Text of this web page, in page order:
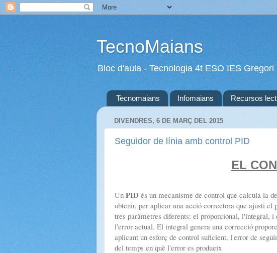
TecnoMaians
Bloc d'aula - Tecnologia 4t ESO IES
Tecnomaians Infomaians Recursos
DIVENDRES, 6 DE MARÇ DEL 2015
Seguidor de línia amb control PID
EL
Un PID és un mecanisme de control que calcula la
obtenir, per aplicar una acció correctora que ajusti
tres paràmetres diferents: el proporcional, l'integral,
l'error actual. El integral genera una correcció
aplicant un esforç de control suficient, l'error de
del temps en què l'error es produeix